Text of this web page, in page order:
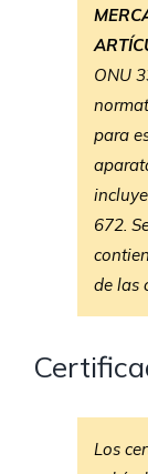
ONU
para
672.
de las
Los